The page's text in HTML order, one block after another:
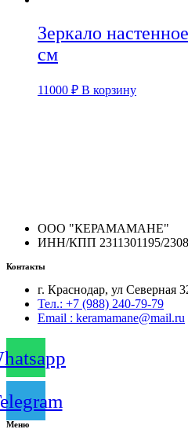
Зеркало
см
11000 ₽ В корзину
ООО "КЕРАМАМАНЕ"
ИНН/КПП 2311301195/
Контакты
г. Краснодар, ул Северная
Тел.: +7 (988) 240-79-79
Email : keramamane@mail.ru
Меню